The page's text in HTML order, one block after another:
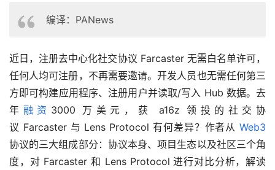
编译：PANews
近日，注册去中心化社交协议 Farcaster 无需白名单许可，
任何人均可注册，不再需要邀请。开发人员也无需任何第三
方即可构建应用程序、注册用户并读取/写入 Hub 数据。去
年 融资 3000 万美元，获 a16z 领投的社交协
议 Farcaster 与 Lens Protocol 有何差异？作者从 Web3
协议的三大组成部分：协议本身、项目生态以及社区三个角
度，对 Farcaster 和 Lens Protocol 进行对比分析，解读